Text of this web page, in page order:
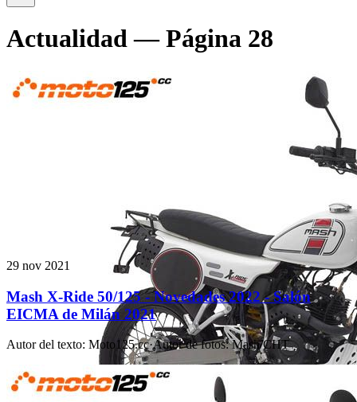
Actualidad— Página 28
29 nov 2021
Mash X-Ride 50/125 - Novedades 2022 - Salón
EICMA de Milán 2021
Autor del texto: Moto125.cc·Autor de fotos: Mash/CHT